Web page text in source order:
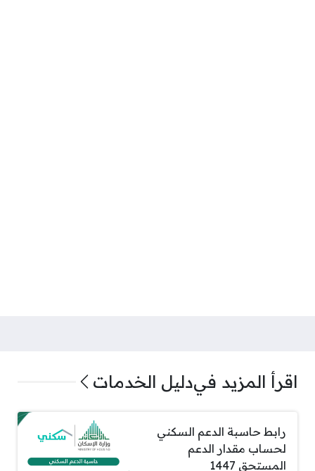
اقرأ المزيد فيدليل الخدمات
رابط حاسبة الدعم السكني
لحساب مقدار الدعم
المستحق 1447